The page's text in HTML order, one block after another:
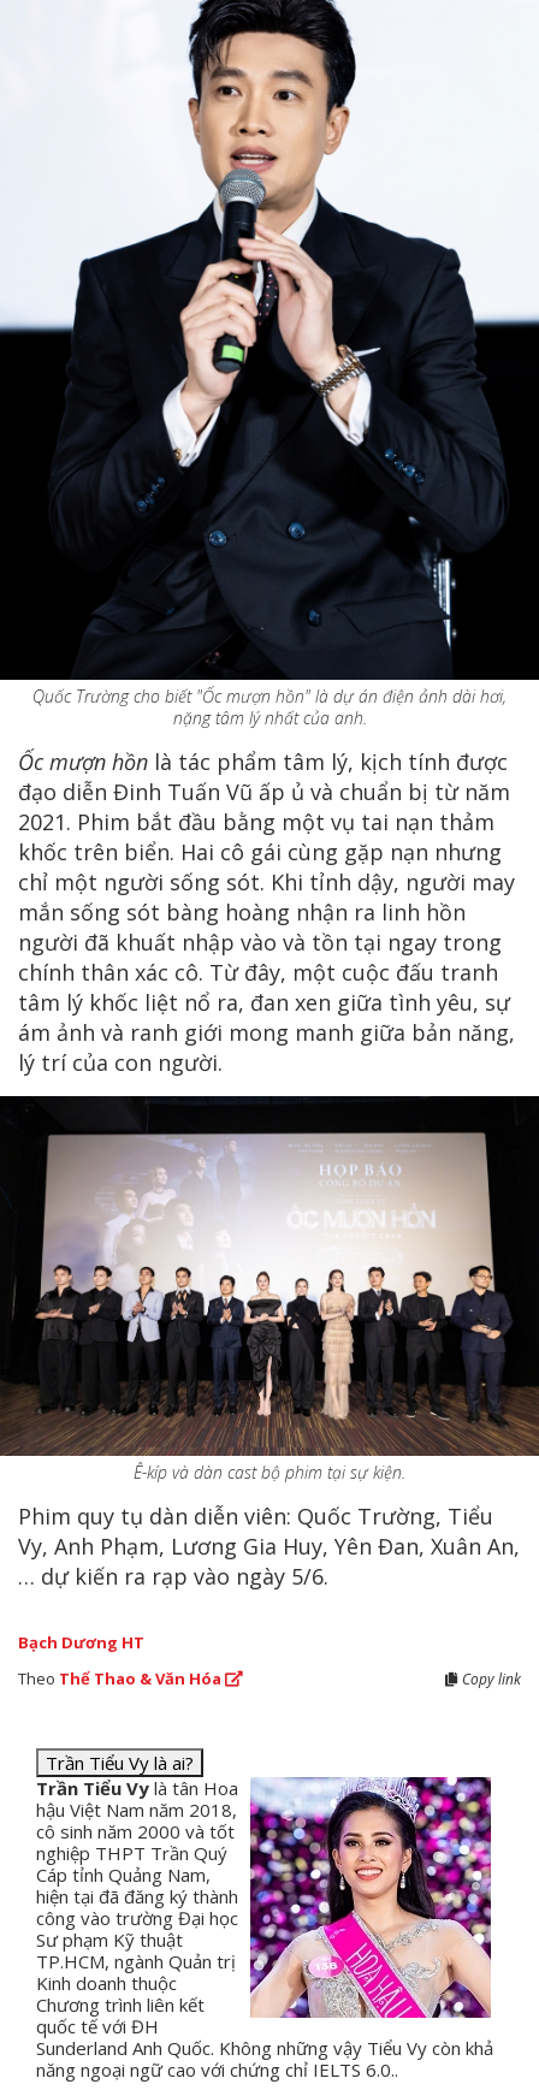
Quốc Trường cho biết "Ốc mượn hồn" là dự án điện ảnh dài hơi,
nặng tâm lý nhất của anh.
Ốc mượn hồn là tác phẩm tâm lý, kịch tính được
đạo diễn Đinh Tuấn Vũ ấp ủ và chuẩn bị từ năm
2021. Phim bắt đầu bằng một vụ tai nạn thảm
khốc trên biển. Hai cô gái cùng gặp nạn nhưng
chỉ một người sống sót. Khi tỉnh dậy, người may
mắn sống sót bàng hoàng nhận ra linh hồn
người đã khuất nhập vào và tồn tại ngay trong
chính thân xác cô. Từ đây, một cuộc đấu tranh
tâm lý khốc liệt nổ ra, đan xen giữa tình yêu, sự
ám ảnh và ranh giới mong manh giữa bản năng,
lý trí của con người.
Ê-kíp và dàn cast bộ phim tại sự kiện.
Phim quy tụ dàn diễn viên: Quốc Trường, Tiểu
Vy, Anh Phạm, Lương Gia Huy, Yên Đan, Xuân An,
… dự kiến ra rạp vào ngày 5/6.
Bạch Dương HT
Theo Thể Thao & Văn Hóa Copy link
Trần Tiểu Vy là ai?
Trần Tiểu Vy là tân Hoa
hậu Việt Nam năm 2018,
cô sinh năm 2000 và tốt
nghiệp THPT Trần Quý
Cáp tỉnh Quảng Nam,
hiện tại đã đăng ký thành
công vào trường Đại học
Sư phạm Kỹ thuật
TP.HCM, ngành Quản trị
Kinh doanh thuộc
Chương trình liên kết
quốc tế với ĐH
Sunderland Anh Quốc. Không những vậy Tiểu Vy còn khả
năng ngoại ngữ cao với chứng chỉ IELTS 6.0..